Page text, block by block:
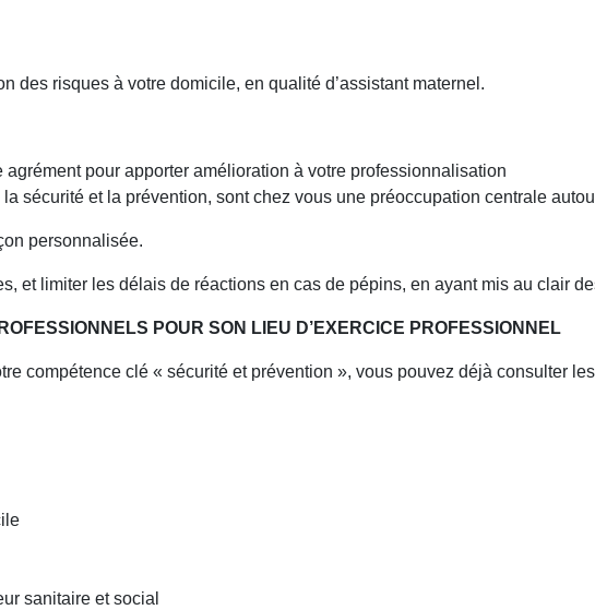
des risques à votre domicile, en qualité d’assistant maternel.
pour apporter amélioration à votre professionnalisation
sécurité et la prévention, sont chez vous une préoccupation centrale
personnalisée.
et limiter les délais de réactions en cas de pépins, en ayant mis au clair
POUR SON LIEU D’EXERCICE PROFESSIONNEL
compétence clé « sécurité et prévention », vous pouvez déjà consulter
sanitaire et social